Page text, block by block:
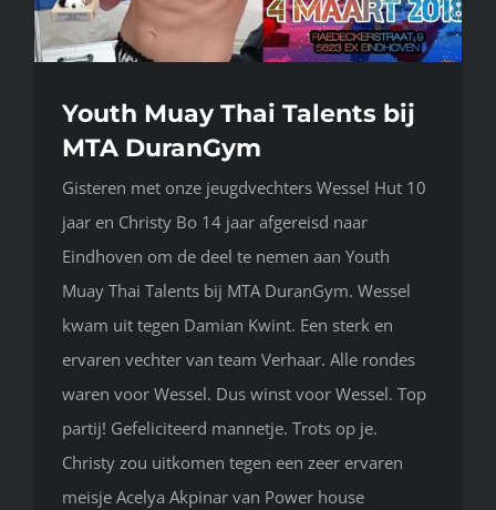
Youth Muay Thai Talents bij
MTA DuranGym
Gisteren met onze jeugdvechters Wessel Hut 10
jaar en Christy Bo 14 jaar afgereisd naar
Eindhoven om de deel te nemen aan Youth
Muay Thai Talents bij MTA DuranGym. Wessel
kwam uit tegen Damian Kwint. Een sterk en
ervaren vechter van team Verhaar. Alle rondes
waren voor Wessel. Dus winst voor Wessel. Top
partij! Gefeliciteerd mannetje. Trots op je.
Christy zou uitkomen tegen een zeer ervaren
meisje Acelya Akpinar van Power house